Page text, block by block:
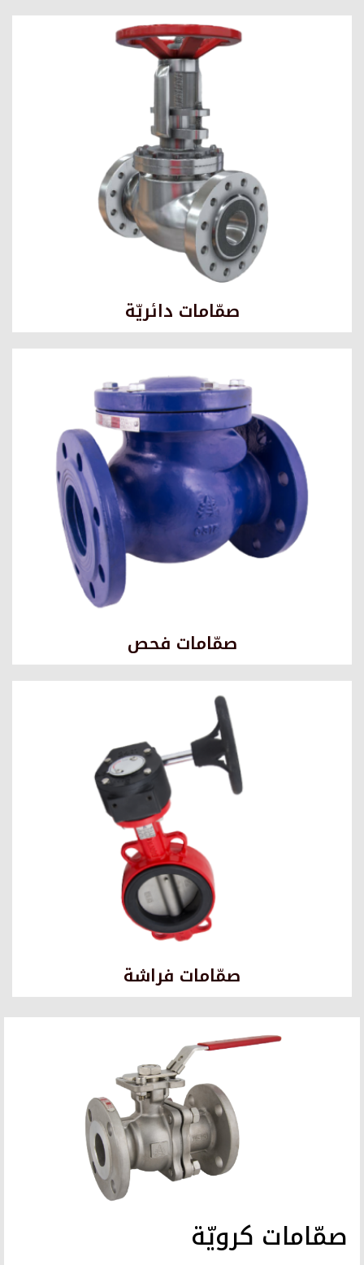
صمّامات دائريّة
صمّامات فحص
صمّامات فراشة
صمّامات كرويّة